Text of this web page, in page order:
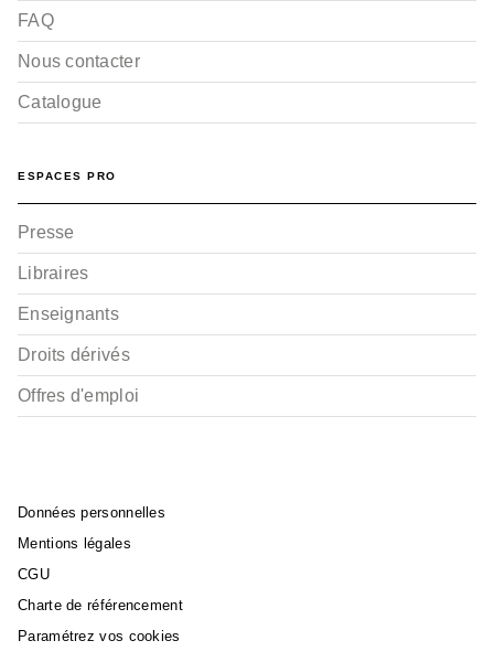
FAQ
Nous contacter
Catalogue
ESPACES PRO
Presse
Libraires
Enseignants
Droits dérivés
Offres d'emploi
Données personnelles
Mentions légales
CGU
Charte de référencement
Paramétrez vos cookies